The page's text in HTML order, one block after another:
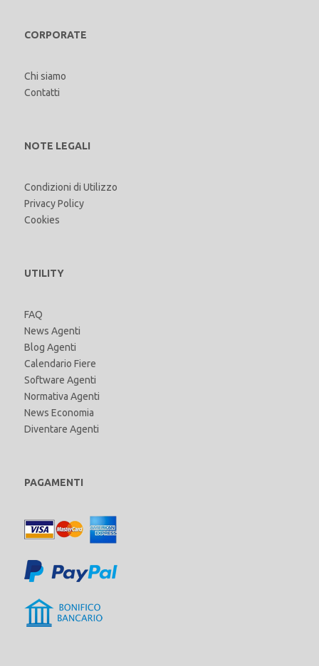
CORPORATE
Chi siamo
Contatti
NOTE LEGALI
Condizioni di Utilizzo
Privacy Policy
Cookies
UTILITY
FAQ
News Agenti
Blog Agenti
Calendario Fiere
Software Agenti
Normativa Agenti
News Economia
Diventare Agenti
PAGAMENTI